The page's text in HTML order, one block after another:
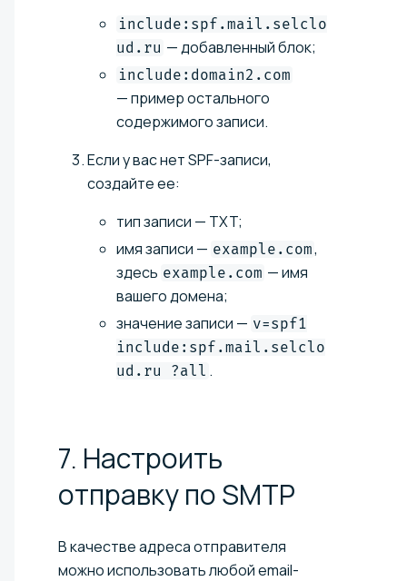
include:spf.mail.selclo
ud.ru — добавленный блок;
include:domain2.com
— пример остального
содержимого записи.
Если у вас нет SPF-записи,
создайте ее:
тип записи — TXT;
имя записи — example.com,
здесь example.com — имя
вашего домена;
значение записи — v=spf1
include:spf.mail.selclo
ud.ru ?all .
7. Настроить
отправку поSMTP
В качестве адреса отправителя
можно использовать любой email-